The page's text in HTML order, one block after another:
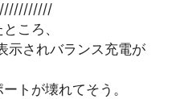
ころ、
示されバランス充電が
トが壊れてそう。